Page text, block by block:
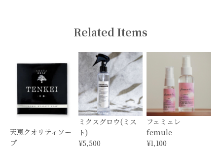
Related Items
天恵クオリティソー
プ
ミクスグロウ(ミス
ト)
¥5,500
フェミュレ
femule
¥1,100